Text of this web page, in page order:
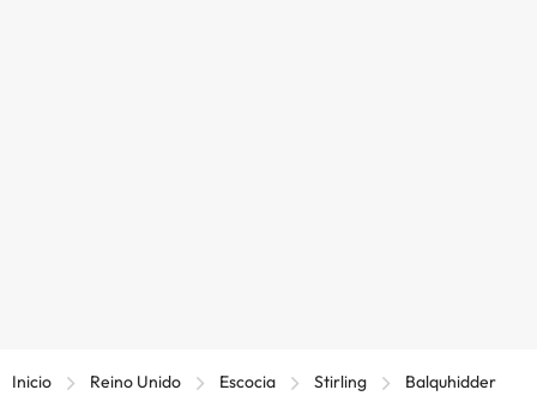
Inicio Reino Unido Escocia Stirling Balquhidder